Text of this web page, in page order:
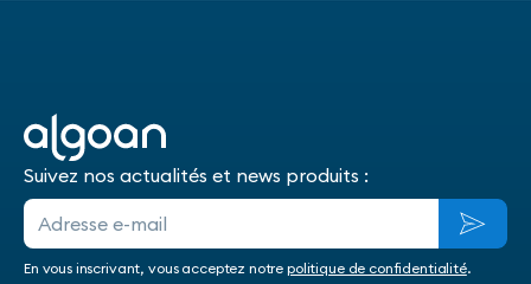
Suivez nos actualités et news produits :
En vous inscrivant, vous acceptez notrepolitique de confidentialité.